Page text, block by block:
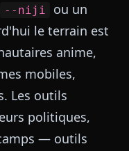
--niji
ou un
le terrain est
anime,
mobiles,
Les outils
politiques,
— outils